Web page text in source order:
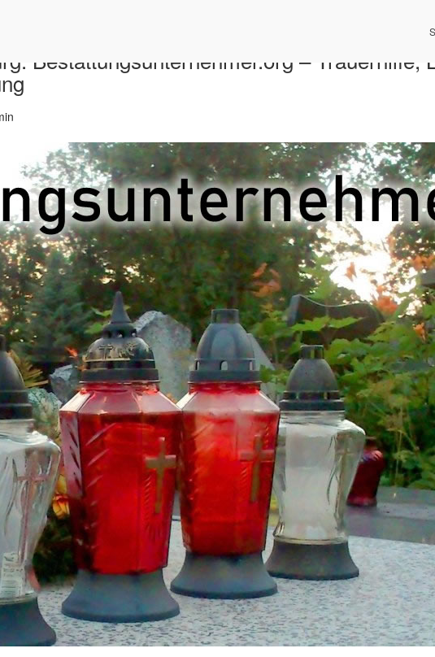
Bestattungsunternehmer.org – Trauerhilfe,